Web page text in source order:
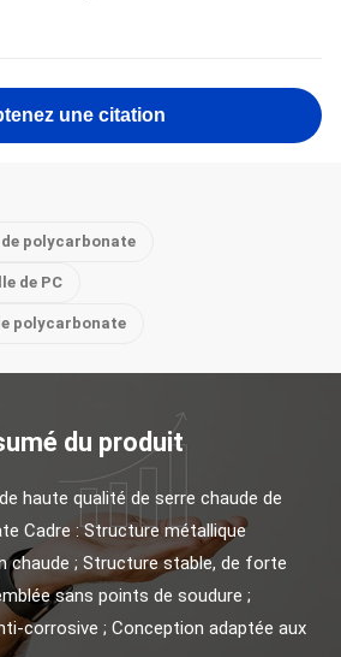
une citation
polycarbonate
de PC
polycarbonate
du produit
haute qualité de serre chaude de
Cadre : Structure métallique
chaude ; Structure stable, de forte
sans points de soudure ;
corrosive ; Conception adaptée aux